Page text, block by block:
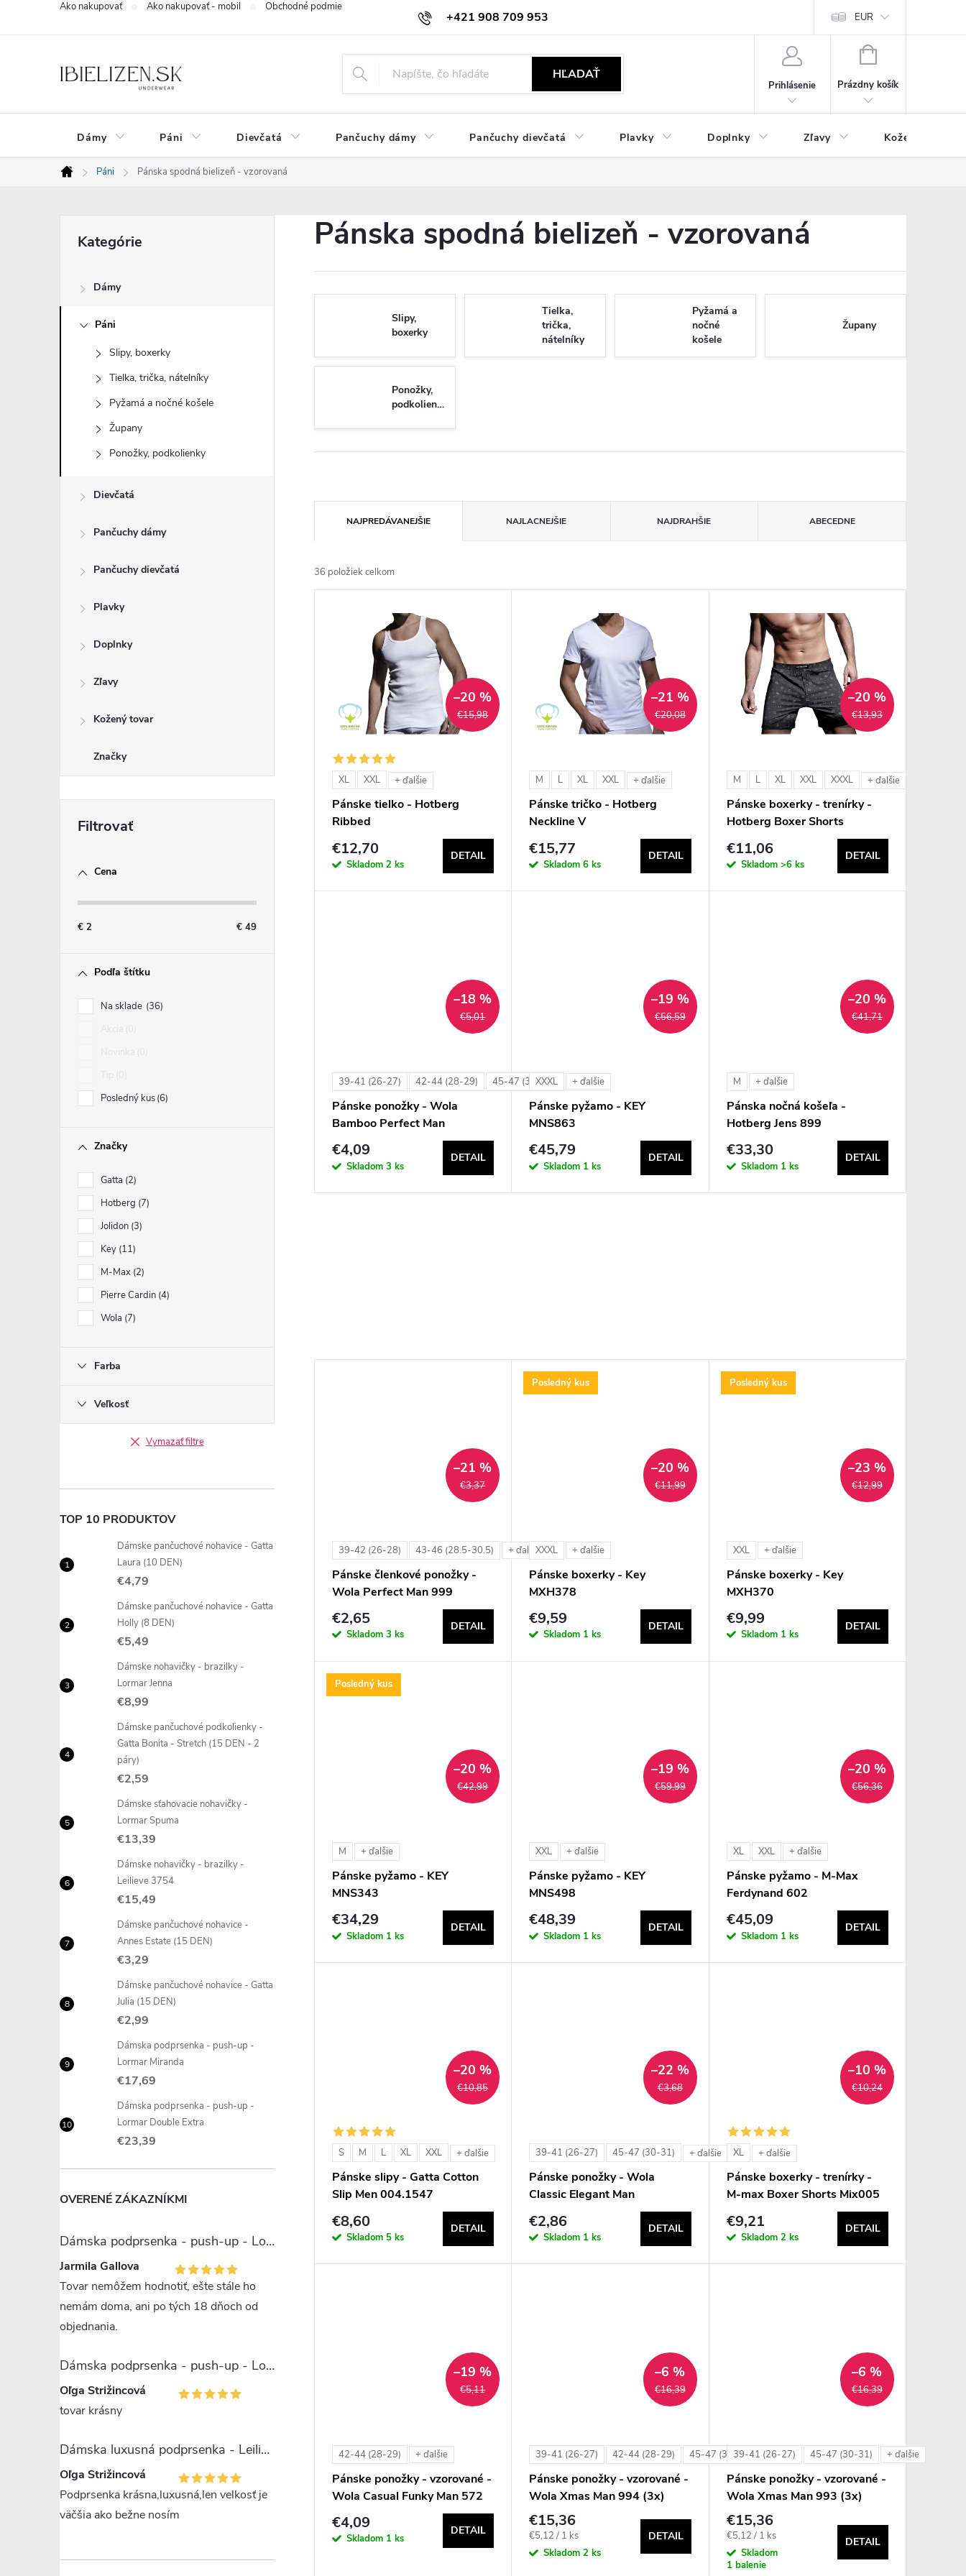
+421 908 709 953
objednavky@ibielizen.sk
Ako nakupovať Ako nakupovať - mobil Obchodné podmienky
EUR
HĽADAŤ
Prihlásenie
NÁKUPNÝ
Prázdny košík
Dámy Páni Dievčatá Pančuchy dámy Pančuchy dievčatá Plavky Doplnky Zľavy Kožený tovar
Domov
Páni Pánska spodná bielizeň - vzorovaná
č
n
kategórie
Kategórie
Dámy
Páni
Slipy, boxerky
Tielka, trička, nátelníky
Pyžamá a nočné košele
Župany
Ponožky, podkolienky
Dievčatá
Pančuchy dámy
Pančuchy dievčatá
Plavky
Doplnky
Zľavy
Kožený tovar
Značky
Cena
€ 2 € 49
Podľa štítku
Na sklade 36
Posledný kus 6
Značky
Gatta 2
Hotberg 7
Jolidon 3
Key 11
M-Max 2
Pierre Cardin 4
Wola 7
Farba
Veľkosť
Vymazať filtre
TOP 10 PRODUKTOV
Dámske pančuchové nohavice - Gatta
Laura (10 DEN)
€4,79
Dámske pančuchové nohavice - Gatta
Holly (8 DEN)
€5,49
Dámske nohavičky - brazilky -
Lormar Jenna
€8,99
Dámske pančuchové podkolienky -
Gatta Bonita - Stretch (15 DEN - 2
páry)
€2,59
Dámske sťahovacie nohavičky -
Lormar Spuma
€13,39
Dámske nohavičky - brazilky -
Leilieve 3754
€15,49
Dámske pančuchové nohavice -
Annes Estate (15 DEN)
€3,29
Dámske pančuchové nohavice - Gatta
Julia (15 DEN)
€2,99
Dámska podprsenka - push-up -
Lormar Miranda
€17,69
Dámska podprsenka - push-up -
Lormar Double Extra
€23,39
OVERENÉ ZÁKAZNÍKMI
Dámska podprsenka - push-up - Lormar Miranda
Jarmila Gallova
Tovar nemôžem hodnotiť, ešte stále ho
nemám doma, ani po tých 18 dňoch od
objednania.
Dámska podprsenka - push-up - Lormar Saten Soft up
Oľga Strižincová
tovar krásny
Dámska luxusná podprsenka - Leilieve 7743
Oľga Strižincová
Podprsenka krásna,luxusná,len velkosť je
väčšia ako bežne nosím
Pánska spodná bielizeň - vzorovaná
Slipy,
boxerky
Tielka,
trička,
nátelníky
Pyžamá a
nočné
košele
Župany
Ponožky,
podkolienky
a
d
NAJPREDÁVANEJŠIE NAJLACNEJŠIE NAJDRAHŠIE ABECEDNE
36 položiek celkom
d
€15,98
–20 %
XL XXL + ďalšie
Pánske tielko - Hotberg
Ribbed
€12,70
Skladom 2 ks
DETAIL
€20,08
–21 %
M L XL XXL + ďalšie
Pánske tričko - Hotberg
Neckline V
€15,77
Skladom6 ks
DETAIL
€13,93
–20 %
M L XL XXL XXXL + ďalšie
Pánske boxerky - trenírky -
Hotberg Boxer Shorts
€11,06
Skladom >6 ks
DETAIL
€5,01
–18 %
39-41 (26-27) 42-44 (28-29) 45-47 (30-31) + ďalšie
Pánske ponožky - Wola
Bamboo Perfect Man
€4,09
Skladom 3 ks
DETAIL
€56,59
–19 %
XXXL + ďalšie
Pánske pyžamo - KEY
MNS863
€45,79
Skladom 1 ks
DETAIL
€41,71
–20 %
M + ďalšie
Pánska nočná košeľa -
Hotberg Jens 899
€33,30
Skladom 1 ks
DETAIL
€3,37
–21 %
39-42 (26-28) 43-46 (28.5-30.5) + ďalšie
Pánske členkové ponožky -
Wola Perfect Man 999
€2,65
Skladom 3 ks
DETAIL
Posledný kus
€11,99
–20 %
XXXL + ďalšie
Pánske boxerky - Key
MXH378
€9,59
Skladom 1 ks
DETAIL
Posledný kus
€12,99
–23 %
XXL + ďalšie
Pánske boxerky - Key
MXH370
€9,99
Skladom 1 ks
DETAIL
Posledný kus
€42,99
–20 %
M + ďalšie
Pánske pyžamo - KEY
MNS343
€34,29
Skladom 1 ks
DETAIL
€59,99
–19 %
XXL + ďalšie
Pánske pyžamo - KEY
MNS498
€48,39
Skladom 1 ks
DETAIL
€56,36
–20 %
XL XXL + ďalšie
Pánske pyžamo - M-Max
Ferdynand 602
€45,09
Skladom 1 ks
DETAIL
€10,85
–20 %
S M L XL XXL + ďalšie
Pánske slipy - Gatta Cotton
Slip Men 004.1547
€8,60
Skladom 5 ks
DETAIL
€3,68
–22 %
39-41 (26-27) 45-47 (30-31) + ďalšie
Pánske ponožky - Wola
Classic Elegant Man
€2,86
Skladom 1 ks
DETAIL
€10,24
–10 %
XL + ďalšie
Pánske boxerky - trenírky -
M-max Boxer Shorts Mix005
€9,21
Skladom 2 ks
DETAIL
€5,11
–19 %
42-44 (28-29) + ďalšie
Pánske ponožky - vzorované -
Wola Casual Funky Man 572
€4,09
Skladom 1 ks
DETAIL
€16,39
–6 %
39-41 (26-27) 42-44 (28-29) 45-47 (30-31) + ďalšie
Pánske ponožky - vzorované -
Wola Xmas Man 994 (3x)
€15,36
Jednotková
cena:
€5,12 / 1 ks
Skladom2 ks
DETAIL
€16,39
–6 %
39-41 (26-27) 45-47 (30-31) + ďalšie
Pánske ponožky - vzorované -
Wola Xmas Man 993 (3x)
€15,36
Jednotková
cena:
€5,12 / 1 ks
Skladom
1 balenie
DETAIL